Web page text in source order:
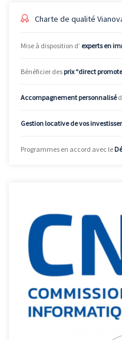
Charte de qualité
Mise à disposition d’ experts en
Bénéficier des prix “direct
Accompagnement personnalisé
Gestion locative de vos
Programmes en accord avec le